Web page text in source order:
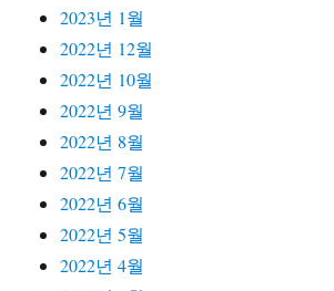
2023년 1월
2022년 12월
2022년 10월
2022년 9월
2022년 8월
2022년 7월
2022년 6월
2022년 5월
2022년 4월